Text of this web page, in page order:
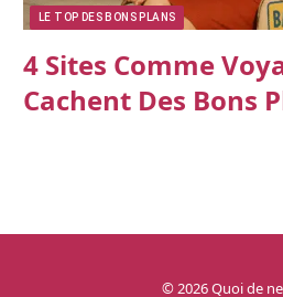
LE TOP DES BONS PLANS
4 Sites Comme
Cachent Des Bons
© 2026 Quoi de